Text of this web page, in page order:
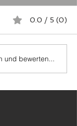
0.0 / 5 (0)
und bewerten...